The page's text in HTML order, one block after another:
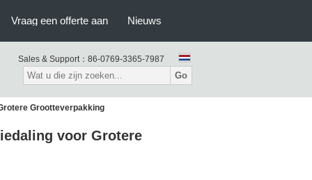
Vraag een offerte aan Nieuws
Sales & Support： 86-0769-3365-7987
Go
Grootteverpakking
voor Grotere